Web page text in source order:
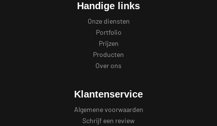
Handige links
Onze diensten
Portfolio
Prijzen
Producten
Over ons
Klantenservice
Algemene voorwaarden
Schrijf een review